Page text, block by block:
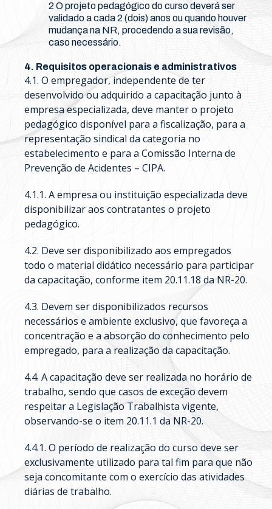
2 O projeto pedagógico do curso deverá ser
validado a cada 2 (dois) anos ou quando houver
mudança na NR, procedendo a sua revisão,
caso necessário.
4. Requisitos operacionais e administrativos
4.1. O empregador, independente de ter
desenvolvido ou adquirido a capacitação junto à
empresa especializada, deve manter o projeto
pedagógico disponível para a fiscalização, para a
representação sindical da categoria no
estabelecimento e para a Comissão Interna de
Prevenção de Acidentes – CIPA.
4.1.1. A empresa ou instituição especializada deve
disponibilizar aos contratantes o projeto
pedagógico.
4.2. Deve ser disponibilizado aos empregados
todo o material didático necessário para participar
da capacitação, conforme item 20.11.18 da NR-20.
4.3. Devem ser disponibilizados recursos
necessários e ambiente exclusivo, que favoreça a
concentração e a absorção do conhecimento pelo
empregado, para a realização da capacitação.
4.4. A capacitação deve ser realizada no horário de
trabalho, sendo que casos de exceção devem
respeitar a Legislação Trabalhista vigente,
observando-se o item 20.11.1 da NR-20.
4.4.1. O período de realização do curso deve ser
exclusivamente utilizado para tal fim para que não
seja concomitante com o exercício das atividades
diárias de trabalho.